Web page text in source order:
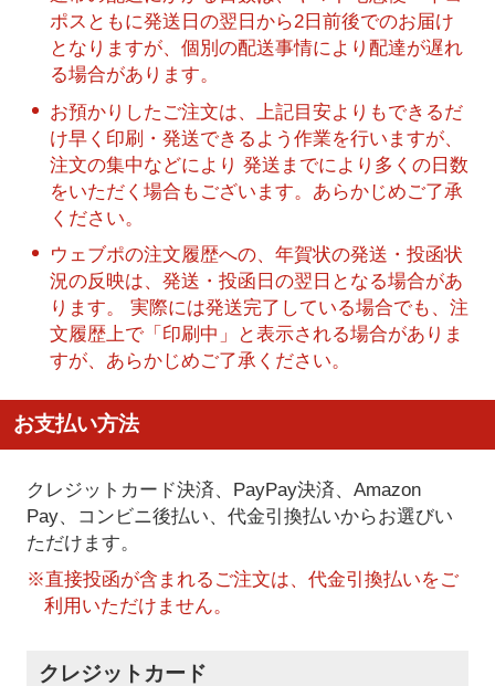
ポスともに発送日の翌日から2日前後でのお届け
となりますが、個別の配送事情により配達が遅れ
る場合があります。
お預かりしたご注文は、上記目安よりもできるだ
け早く印刷・発送できるよう作業を行いますが、
注文の集中などにより 発送までにより多くの日数
をいただく場合もございます。あらかじめご了承
ください。
ウェブポの注文履歴への、年賀状の発送・投函状
況の反映は、発送・投函日の翌日となる場合があ
ります。 実際には発送完了している場合でも、注
文履歴上で「印刷中」と表示される場合がありま
すが、あらかじめご了承ください。
お支払い方法
クレジットカード決済、PayPay決済、Amazon
Pay、コンビニ後払い、代金引換払いからお選びい
ただけます。
※直接投函が含まれるご注文は、代金引換払いをご
利用いただけません。
クレジットカード